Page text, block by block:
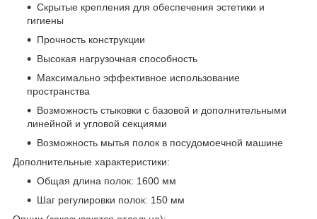
Скрытые крепления для обеспечения эстетики и
гигиены
Прочность конструкции
Высокая нагрузочная способность
Максимально эффективное использование
пространства
Возможность стыковки с базовой и дополнительными
линейной и угловой секциями
Возможность мытья полок в посудомоечной машине
Дополнительные характеристики:
Общая длина полок: 1600 мм
Шаг регулировки полок: 150 мм